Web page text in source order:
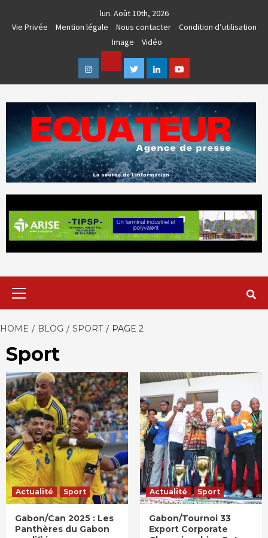
lun. Août 10th, 2026
Vie Privée
Mention légale Nous contacter
Condition d’utilisation
Image
Vidéo
Instagram
Facebook
TwitterLinkedinYoutube
EQUATEUR
HOME BLOG SPORT PAGE 2
Sport
Actualité Sport
Gabon/Can 2025 : Les
Panthères du Gabon
Actualité Sport
Gabon/Tournoi 33
Export Corporate